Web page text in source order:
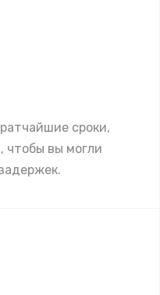
сроки,
чтобы вы могли